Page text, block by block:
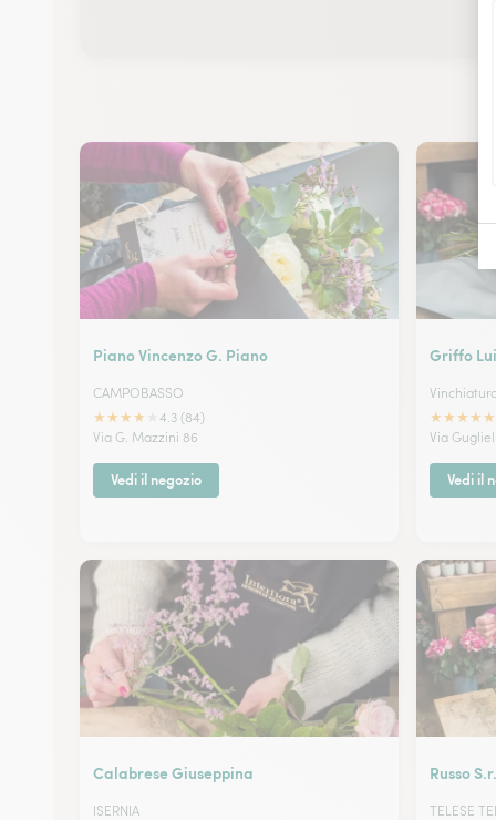
Piano Vincenzo G. Piano
CAMPOBASSO
★★★★
4.3 (84)
Via G. Mazzini 86
Vedi il negozio
Griffo
★★★★★
Via
Vedi il
Calabrese Giuseppina
ISERNIA
Russo
TELESE